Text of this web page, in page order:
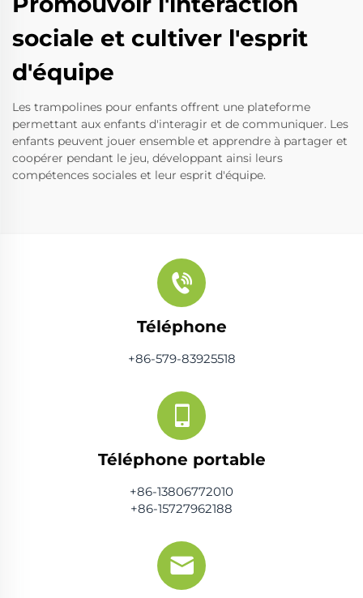
sociale et cultiver l'esprit
d'équipe
Les trampolines pour enfants offrent une plateforme
permettant aux enfants d'interagir et de communiquer. Les
enfants peuvent jouer ensemble et apprendre à partager et
coopérer pendant le jeu, développant ainsi leurs
compétences sociales et leur esprit d'équipe.
Téléphone
+86-579-83925518
Téléphone portable
+86-13806772010
+86-15727962188